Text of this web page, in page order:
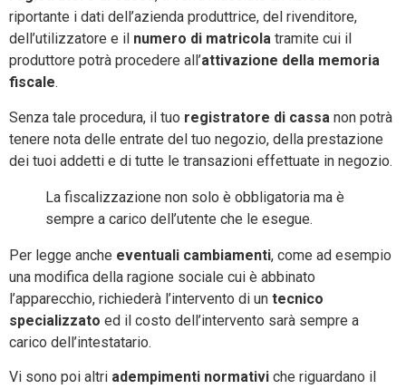
riportante i dati dell’azienda produttrice, del rivenditore,
dell’utilizzatore e il numero di matricola tramite cui il
produttore potrà procedere all’attivazione della memoria
fiscale.
Senza tale procedura, il tuo registratore di cassa non potrà
tenere nota delle entrate del tuo negozio, della prestazione
dei tuoi addetti e di tutte le transazioni effettuate in negozio.
La fiscalizzazione non solo è obbligatoria ma è
sempre a carico dell’utente che le esegue.
Per legge anche eventuali cambiamenti, come ad esempio
una modifica della ragione sociale cui è abbinato
l’apparecchio, richiederà l’intervento di un tecnico
specializzato ed il costo dell’intervento sarà sempre a
carico dell’intestatario.
Vi sono poi altri adempimenti normativi che riguardano il